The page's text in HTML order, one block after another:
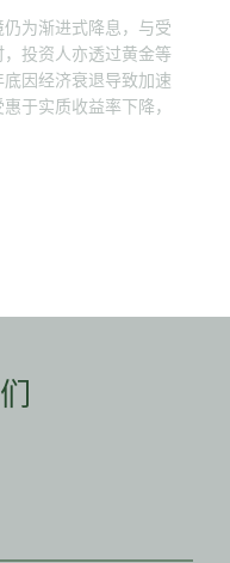
为渐进式降息，与受
投资人亦透过黄金等
因经济衰退导致加速
于实质收益率下降，